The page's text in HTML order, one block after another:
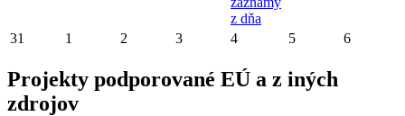
z dňa
31 1 2 3 4 5 6
Projekty podporované EÚ a z iných
zdrojov